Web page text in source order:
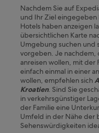
Nachdem Sie auf
und Ihr Ziel
Hotels haben anzeigen
übersichtlichen Karte
Umgebung suchen und
vorgeben. Je nachdem,
anreisen wollen, mit der
einfach einmal in einer
wollen, empfehlen sich
Kroatien. Sind Sie
in verkehrsgünstiger
der Familie eine
Umfeld in der Nähe
Sehenswürdigkeiten